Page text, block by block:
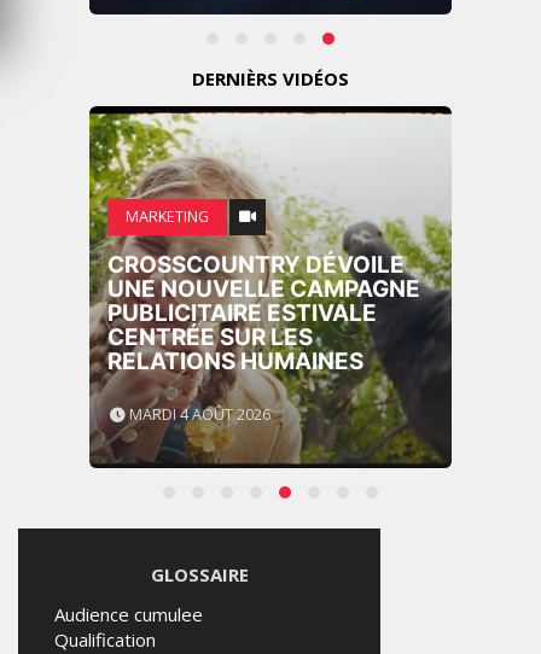
DERNIÈRS VIDÉOS
MARKETING
CROSSCOUNTRY DÉVOILE
UNE NOUVELLE CAMPAGNE
PUBLICITAIRE ESTIVALE
CENTRÉE SUR LES
RELATIONS HUMAINES
MARDI 4 AOÛT 2026
GLOSSAIRE
Audience cumulee
Qualification